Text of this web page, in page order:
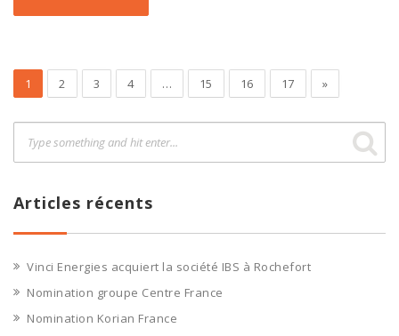
1 2 3 4 … 15 16 17 »
Articles récents
Vinci Energies acquiert la société IBS à Rochefort
Nomination groupe Centre France
Nomination Korian France